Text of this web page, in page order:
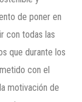
de poner en
con todas las
que durante los
con el
motivación de